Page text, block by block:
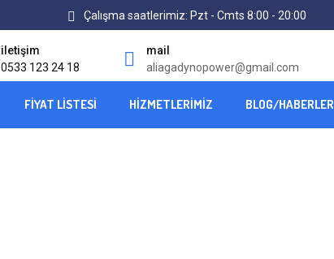
Çalışma saatlerimiz: Pzt - Cmts 8:00 - 20:00
iletişim
0533 123 24 18
mail
aliagadynopower@gmail.com
FIYAT LISTESI HIZMETLERIMIZ BLOG/HABERLER